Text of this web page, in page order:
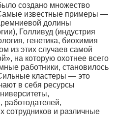
создано множество
известные примеры —
долины
Голливуд (индустрия
генетика, биохимия
из этих случаев самой
на которую охотнее всего
работники, становилось
кластеры — это
в себя ресурсы
работодателей,
сотрудников и различные